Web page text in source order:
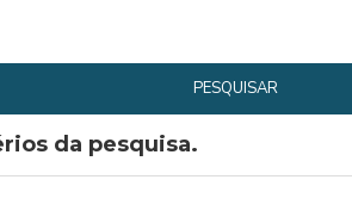
PESQUISAR
da pesquisa.